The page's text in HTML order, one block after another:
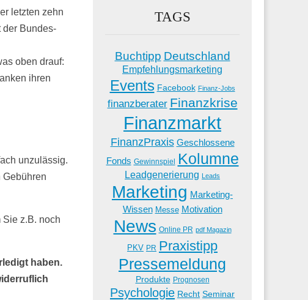
letzten zehn
der Bundes­
oben drauf:
ihren
unzulässig.
Gebühren
Sie z.B. noch
haben.
TAGS
Buchtipp Deutschland
Empfehlungsmarketing
Events Facebook Finanz-Jobs
finanzberater Finanzkrise
Finanzmarkt
FinanzPraxis Geschlossene
Fonds Gewinnspiel Kolumne
Leadgenerierung Leads
Marketing Marketing-
Wissen Messe Motivation
News Online PR pdf Magazin
PKV PR Praxistipp
Pressemeldung
Produkte Prognosen
Psychologie Recht Seminar